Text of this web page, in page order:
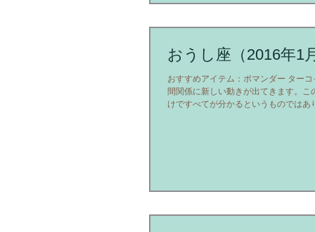
おうし座（2016年1
おすすめアイテム：ポマンダー ター
間関係に新しい動きが出てきます。こ
けですべてが分かるというものではあ